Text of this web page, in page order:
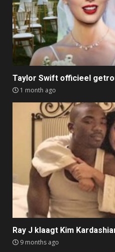
Taylor Swift officieel
1 month ago
Ray J klaagt Kim
9 months ago